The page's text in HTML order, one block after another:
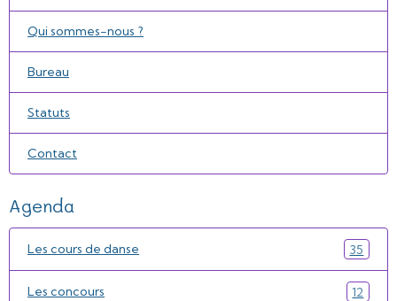
Qui sommes-nous ?
Bureau
Statuts
Contact
Agenda
Les cours de danse 35
Les concours 12